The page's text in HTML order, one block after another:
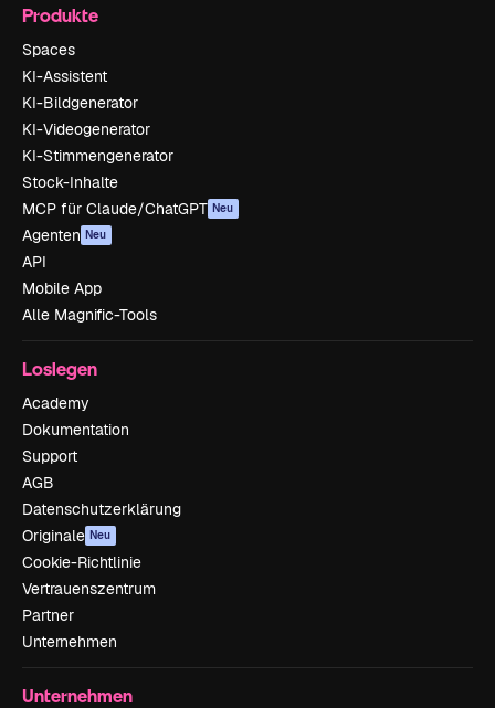
Produkte
Spaces
KI-Assistent
KI-Bildgenerator
KI-Videogenerator
KI-Stimmengenerator
Stock-Inhalte
MCP für Claude/ChatGPT Neu
Agenten Neu
API
Mobile App
Alle Magnific-Tools
Loslegen
Academy
Dokumentation
Support
AGB
Datenschutzerklärung
Originale Neu
Cookie-Richtlinie
Vertrauenszentrum
Partner
Unternehmen
Unternehmen